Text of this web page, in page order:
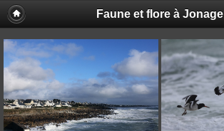
Faune et flore à Jonage